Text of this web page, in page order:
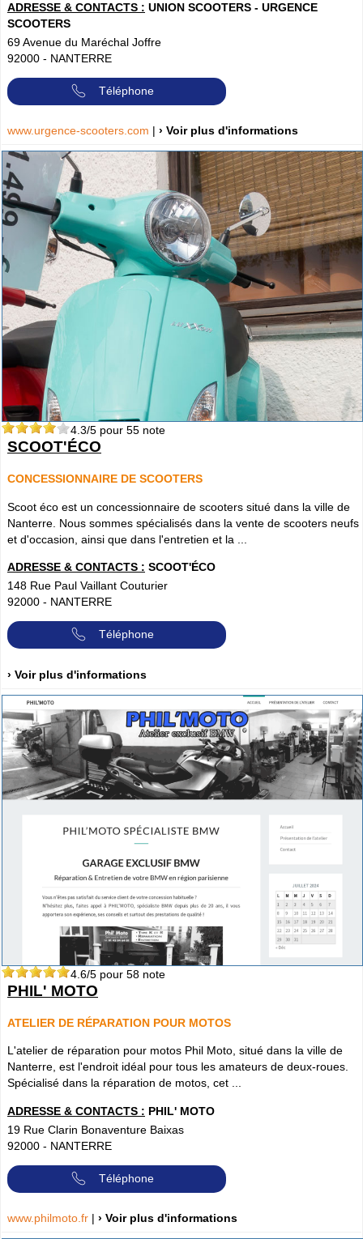
ADRESSE & CONTACTS : UNION SCOOTERS - URGENCE
SCOOTERS
69 Avenue du Maréchal Joffre
92000 - NANTERRE
Téléphone
www.urgence-scooters.com | › Voir plus d'informations
4.3/5 pour 55 note
SCOOT'ÉCO
CONCESSIONNAIRE DE SCOOTERS
Scoot éco est un concessionnaire de scooters situé dans la ville de
Nanterre. Nous sommes spécialisés dans la vente de scooters neufs
et d'occasion, ainsi que dans l'entretien et la ...
ADRESSE & CONTACTS : SCOOT'ÉCO
148 Rue Paul Vaillant Couturier
92000 - NANTERRE
Téléphone
› Voir plus d'informations
4.6/5 pour 58 note
PHIL' MOTO
ATELIER DE RÉPARATION POUR MOTOS
L'atelier de réparation pour motos Phil Moto, situé dans la ville de
Nanterre, est l'endroit idéal pour tous les amateurs de deux-roues.
Spécialisé dans la réparation de motos, cet ...
ADRESSE & CONTACTS : PHIL' MOTO
19 Rue Clarin Bonaventure Baixas
92000 - NANTERRE
Téléphone
www.philmoto.fr | › Voir plus d'informations